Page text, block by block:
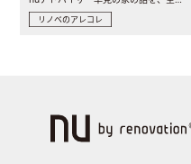
リノベのアレコレ